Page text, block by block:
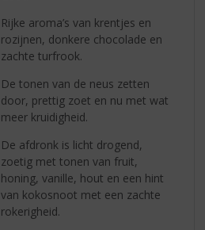
Rijke aroma’s van krentjes en
rozijnen, donkere chocolade en
zachte turfrook.
De tonen van de neus zetten
door, prettig zoet en nu met wat
meer kruidigheid.
De afdronk is licht drogend,
zoetig met tonen van fruit,
honing, vanille, hout en een hint
van kokosnoot met een zachte
rokerigheid.